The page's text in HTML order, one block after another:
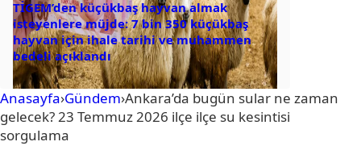
TİGEM’den küçükbaş hayvan almak
isteyenlere müjde: 7 bin 350 küçükbaş
hayvan için ihale tarihi ve muhammen
bedeli açıklandı
Anasayfa›Gündem›Ankara’da bugün sular ne zaman
gelecek? 23 Temmuz 2026 ilçe ilçe su kesintisi
sorgulama